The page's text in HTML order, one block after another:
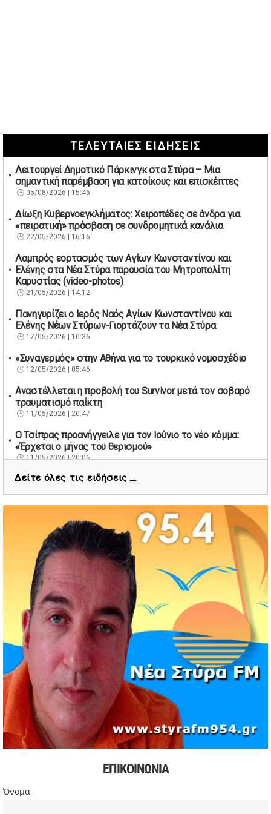
ΤΕΛΕΥΤΑΙΕΣ ΕΙΔΗΣΕΙΣ
Λειτουργεί Δημοτικό Πάρκινγκ στα Στύρα – Μια
σημαντική παρέμβαση για κατοίκους και επισκέπτες
05/08/2026 | 15:46
Δίωξη Κυβερνοεγκλήματος: Χειροπέδες σε άνδρα για
«πειρατική» πρόσβαση σε συνδρομητικά κανάλια
22/05/2026 | 16:16
Λαμπρός εορτασμός των Αγίων Κωνσταντίνου και
Ελένης στα Νέα Στύρα παρουσία του Μητροπολίτη
Καρυστίας (video-photos)
21/05/2026 | 14:12
Πανηγυρίζει ο Ιερός Ναός Αγίων Κωνσταντίνου και
Ελένης Νέων Στύρων-Γιορτάζουν τα Νέα Στύρα
17/05/2026 | 10:36
«Συναγερμός» στην Αθήνα για το τουρκικό νομοσχέδιο
12/05/2026 | 05:46
Αναστέλλεται η προβολή του Survivor μετά τον σοβαρό
τραυματισμό παίκτη
11/05/2026 | 20:47
Ο Τσίπρας προανήγγειλε για τον Ιούνιο το νέο κόμμα:
«Έρχεται ο μήνας του θερισμού»
11/05/2026 | 20:06
67 βουλευτές των Εργατικών ζητούν την παραίτηση του
Διάσωση 40 μεταναστών νότια της Γαύδου μετά από
εντοπισμό λέμβου
11/05/2026 | 19:37
Νέος πρόεδρος στον Αθλητικό Όμιλο Νέων Στύρων ο
Αντώνης Κουμάκης
11/05/2026 | 16:32
Formula 1: Κυριαρχία Αντονέλι στο Μαϊάμι και αύξηση
διαφοράς στη βαθμολογία
03/05/2026 | 19:35
Αυξήσεις στην αμόλυβδη βενζίνη σε υψηλά επίπεδα από
την αρχή της κρίσης
03/05/2026 | 10:30
Χιόνισε σε Πάρνηθα και Πεντέλη – Διακοπή κυκλοφορίας
στη Λ. Πάρνηθος
03/05/2026 | 09:49
Πιέσεις στην παγκόσμια αγορά πετρελαίου και
Σακίρα: Περίπου 2 εκατ. θεατές στη συναυλία της στο Ρίο
Δείτε όλες τις ειδήσεις →
ΕΠΙΚΟΙΝΩΝΙΑ
Όνομα